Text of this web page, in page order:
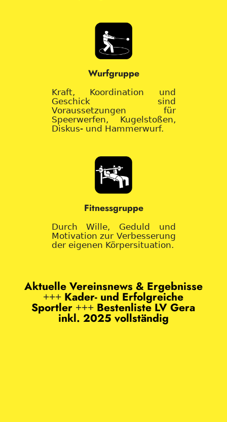
Wurfgruppe
Kraft, Koordination und
Geschick sind
Voraussetzungen für
Speerwerfen, Kugelstoßen,
Diskus- und Hammerwurf.
Fitnessgruppe
Durch Wille, Geduld und
Motivation zur Verbesserung
der eigenen Körpersituation.
Aktuelle Vereinsnews & Ergebnisse
+++ Kader- und Erfolgreiche
Sportler +++ Bestenliste LV Gera
inkl. 2025 vollständig